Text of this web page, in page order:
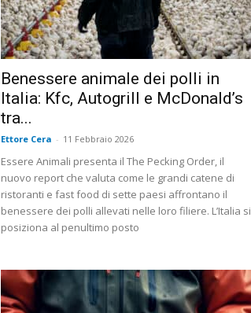
Benessere animale dei polli in
Italia: Kfc, Autogrill e McDonald’s
tra...
Ettore Cera - 11 Febbraio 2026
Essere Animali presenta il The Pecking Order, il
nuovo report che valuta come le grandi catene di
ristoranti e fast food di sette paesi affrontano il
benessere dei polli allevati nelle loro filiere. L’Italia si
posiziona al penultimo posto